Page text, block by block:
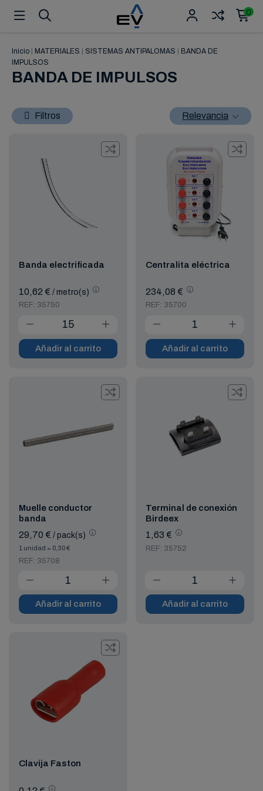
0
Inicio MATERIALES SISTEMAS ANTIPALOMAS
BANDA DE
IMPULSOS
BANDA DE IMPULSOS
Filtros Relevancia
Banda electrificada
10,62 € / metro(s)
REF: 35750
Añadir al carrito
Centralita eléctrica
234,08 €
REF: 35700
Añadir al carrito
Muelle conductor
banda
29,70 € / pack(s)
1 unidad = 0,30 €
REF: 35708
Añadir al carrito
Terminal de conexión
Birdeex
1,63 €
REF: 35752
Añadir al carrito
Clavija Faston